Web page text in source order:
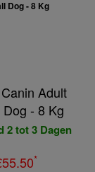
Adult
- 8 Kg
2 tot 3 Dagen
*